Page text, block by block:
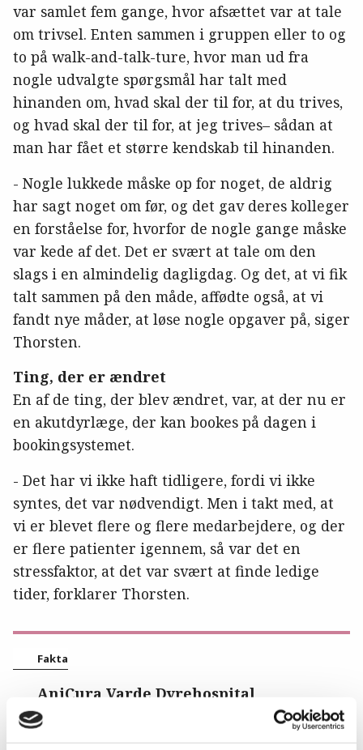
var samlet fem gange, hvor afsættet var at tale
om trivsel. Enten sammen i gruppen eller to og
to på walk-and-talk-ture, hvor man ud fra
nogle udvalgte spørgsmål har talt med
hinanden om, hvad skal der til for, at du trives,
og hvad skal der til for, at jeg trives– sådan at
man har fået et større kendskab til hinanden.
- Nogle lukkede måske op for noget, de aldrig
har sagt noget om før, og det gav deres kolleger
en forståelse for, hvorfor de nogle gange måske
var kede af det. Det er svært at tale om den
slags i en almindelig dagligdag. Og det, at vi fik
talt sammen på den måde, affødte også, at vi
fandt nye måder, at løse nogle opgaver på, siger
Thorsten.
Ting, der er ændret
En af de ting, der blev ændret, var, at der nu er
en akutdyrlæge, der kan bookes på dagen i
bookingsystemet.
- Det har vi ikke haft tidligere, fordi vi ikke
syntes, det var nødvendigt. Men i takt med, at
vi er blevet flere og flere medarbejdere, og der
er flere patienter igennem, så var det en
stressfaktor, at det var svært at finde ledige
tider, forklarer Thorsten.
Fakta
AniCura Varde Dyrehospital
AniCura Varde Dyrehospital er Sydjyllands
største dyrehospital og har både vagthospital